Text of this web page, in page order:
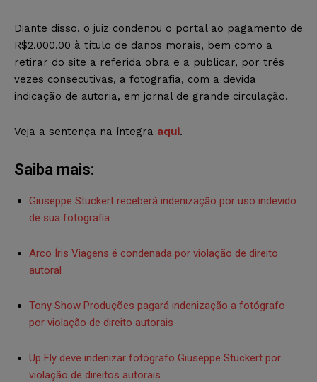
Diante disso, o juiz condenou o portal ao pagamento de
R$2.000,00 à título de danos morais, bem como a
retirar do site a referida obra e a publicar, por três
vezes consecutivas, a fotografia, com a devida
indicação de autoria, em jornal de grande circulação.
Veja a sentença na íntegra aqui.
Saiba mais:
Giuseppe Stuckert receberá indenização por uso indevido
de sua fotografia
Arco Íris Viagens é condenada por violação de direito
autoral
Tony Show Produções pagará indenização a fotógrafo
por violação de direito autorais
Up Fly deve indenizar fotógrafo Giuseppe Stuckert por
violação de direitos autorais